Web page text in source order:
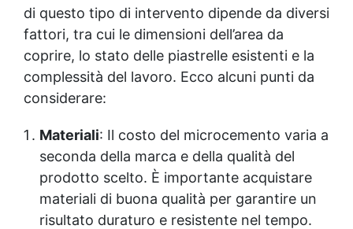
di questo tipo di intervento dipende da diversi
fattori, tra cui le dimensioni dell’area da
coprire, lo stato delle piastrelle esistenti e la
complessità del lavoro. Ecco alcuni punti da
considerare:
Materiali: Il costo del microcemento varia a
seconda della marca e della qualità del
prodotto scelto. È importante acquistare
materiali di buona qualità per garantire un
risultato duraturo e resistente nel tempo.